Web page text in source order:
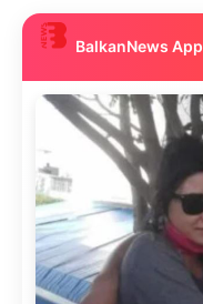
BalkanNews App